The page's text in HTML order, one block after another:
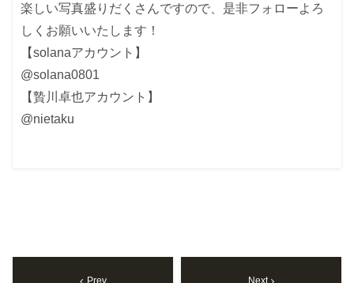
楽しい写真盛りだくさんですので、是非フォローよろ
しくお願いいたします！
【solanaアカウント】
@solana0801
【贄川卓也アカウント】
@nietaku
Prev Next